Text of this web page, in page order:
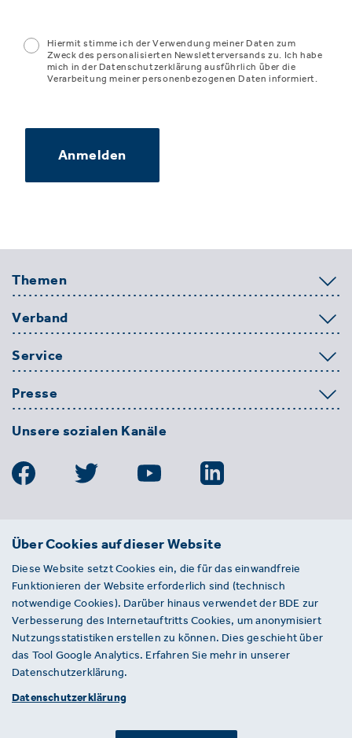
Hiermit stimme ich der Verwendung meiner Daten zum
Zweck des personalisierten Newsletterversands zu. Ich habe
mich in der Datenschutzerklärung ausführlich über die
Verarbeitung meiner personenbezogenen Daten informiert.
Anmelden
Themen
Verband
Service
Presse
Unsere sozialen Kanäle
BDE
Entsorgungs-, Wasser- und
Kreislaufwirtschaft e. V.
Von-der-Heydt-Straße 2
D 10785 Berlin
Sie haben einen Fehler auf unserer Website
gefunden? Ihnen ist ein defekter Link
aufgefallen? Wir freuen uns über Ihren
Über Cookies auf dieser Website
Diese Website setzt Cookies ein, die für das einwandfreie
Funktionieren der Website erforderlich sind (technisch
notwendige Cookies). Darüber hinaus verwendet der BDE zur
Verbesserung des Internetauftritts Cookies, um anonymisiert
Nutzungsstatistiken erstellen zu können. Dies geschieht über
das Tool Google Analytics. Erfahren Sie mehr in unserer
Datenschutzerklärung.
Datenschutzerklärung